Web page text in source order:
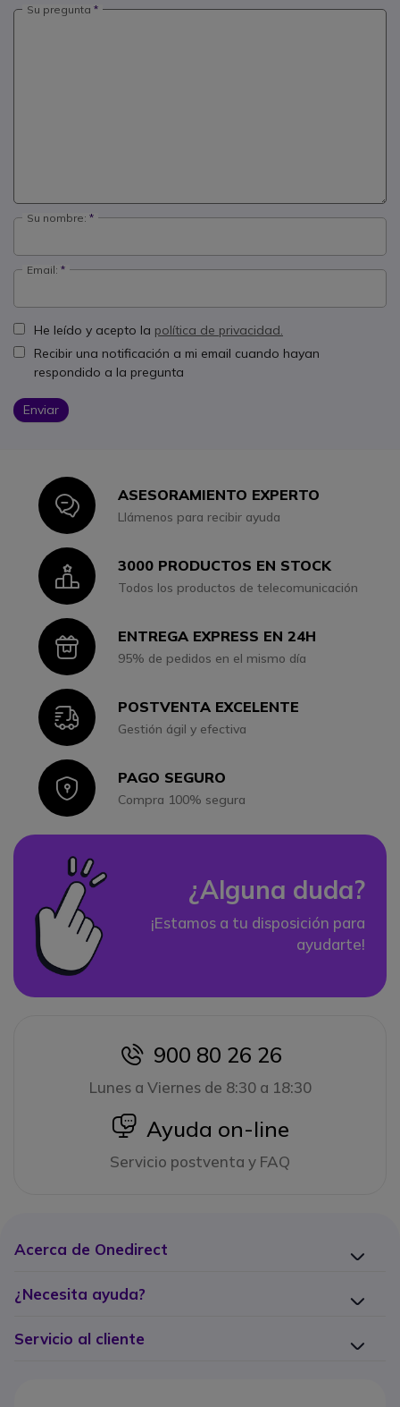
Su pregunta
Su nombre:
Email:
He leído y acepto la política de privacidad.
Recibir una notificación a mi email cuando hayan
respondido a la pregunta
Enviar
IconASESORAMIENTO EXPERTO
Llámenos para recibir ayuda
Icon3000 PRODUCTOS EN STOCK
Todos los productos de telecomunicación
IconENTREGA EXPRESS EN 24H
95% de pedidos en el mismo día
IconPOSTVENTA EXCELENTE
Gestión ágil y efectiva
IconPAGO SEGURO
Compra 100% segura
¿Alguna duda?
¡Estamos a tu disposición para
ayudarte!
icon
900 80 26 26
Lunes a Viernes de 8:30 a 18:30
icon
Ayuda on-line
Servicio postventa y FAQ
Acerca de Onedirect
¿Necesita ayuda?
Servicio al cliente